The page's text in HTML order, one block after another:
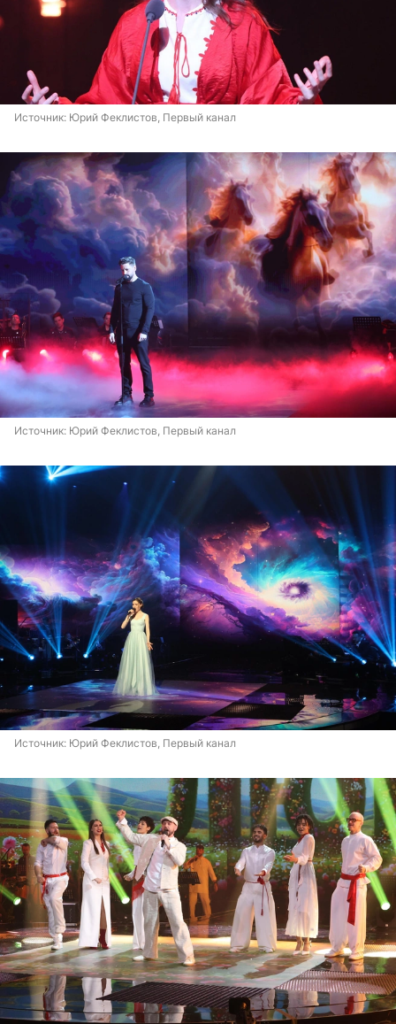
Источник: Юрий Феклистов, Первый канал
Источник: Юрий Феклистов, Первый канал
Источник: Юрий Феклистов, Первый канал